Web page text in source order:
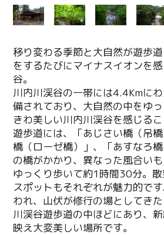
移り変わる季節と大自然が遊歩
をするたびにマイナスイオンを
谷。
川内川渓谷の一帯には4.4Kmに
備されており、大自然の中をゆ
きわ美しい川内川渓谷を感じるこ
遊歩道には、「あじさい橋（吊
橋（ローゼ橋）」、「あすなろ
の橋がかかり、異なった風合いも
ゆっくり歩いて約1時間30分。
スポットもそれぞれが魅力的で
われ、山伏が修行の場としてき
川渓谷遊歩道の中ほどにあり、
映え大変美しい場所です。